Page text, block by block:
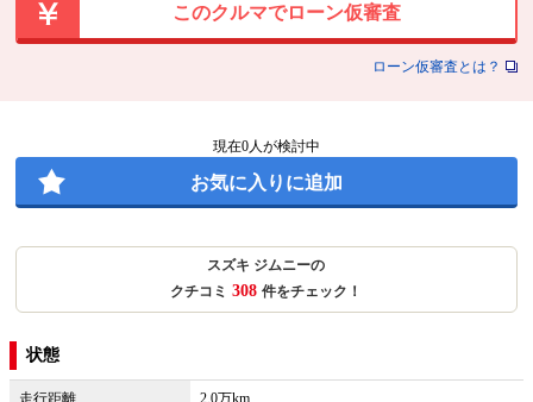
このクルマでローン仮審査
ローン仮審査とは？
現在0人が検討中
お気に入りに追加
スズキ ジムニーの
クチコミ 308 件をチェック！
状態
走行距離 2.0万km